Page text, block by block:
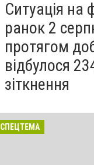
Ситуація на
ранок 2
протягом
відбулося
зіткнення
СПЕЦТЕМА